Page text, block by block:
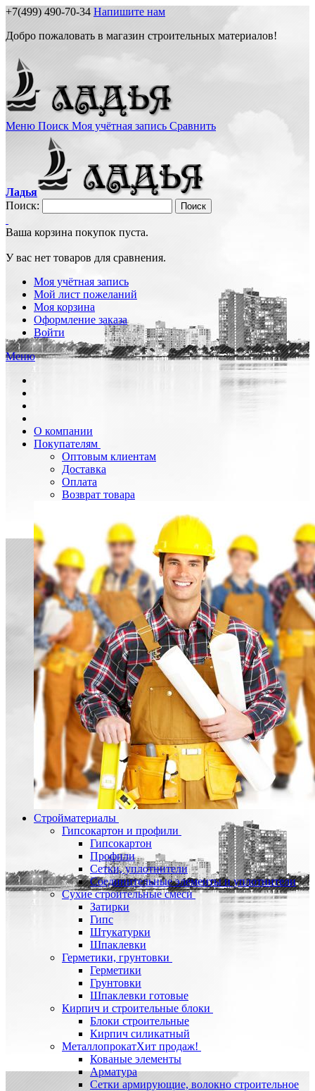
+7(499) 490-70-34 Напишите нам
Добро пожаловать в магазин строительных материалов!
Меню Поиск Моя учётная запись Сравнить
Ладья
Поиск:
Поиск
Ваша корзина покупок пуста.
У вас нет товаров для сравнения.
Моя учётная запись
Мой лист пожеланий
Моя корзина
Оформление заказа
Войти
Меню
О компании
Покупателям
Оптовым клиентам
Доставка
Оплата
Возврат товара
Стройматериалы
Гипсокартон и профили
Гипсокартон
Профили
Сетки, уплотнители
Соединительные элементы и уплотнители
Сухие строительные смеси
Затирки
Гипс
Штукатурки
Шпаклевки
Герметики, грунтовки
Герметики
Грунтовки
Шпаклевки готовые
Кирпич и строительные блоки
Блоки строительные
Кирпич силикатный
МеталлопрокатХит продаж!
Кованые элементы
Арматура
Сетки армирующие, волокно строительное